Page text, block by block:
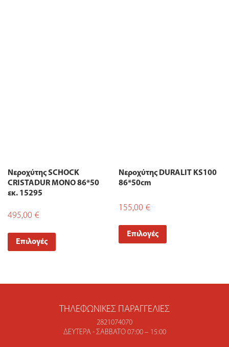
Νεροχύτης SCHOCK
CRISTADUR MONO 86*50
εκ. 15295
495,00 €
Επιλογές
Νεροχύτης DURALIT KS100
86*50cm
155,00 €
Επιλογές
ΤΗΛΕΦΩΝΙΚΈΣ ΠΑΡΑΓΓΕΛΊΕΣ
2821074070
ΔΕΥΤΈΡΑ - ΣΆΒΒΑΤΟ 07:00 – 15:00